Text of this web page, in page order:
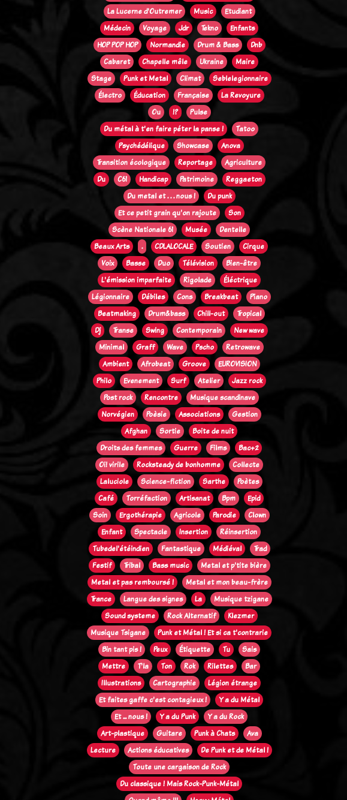
La Lucerne d'Outremer
Music
Etudiant
Médecin
Voyage Jdr Tekno
Enfants
HOP POP HOP
Normandie Drum & Bass
Dnb
Cabaret
Chapelle mêle Ukraine
Maire
Stage
Punk et Metal Climat
Seblelegionnaire
Électro
Éducation Française
La Revoyure
Ou
!?
Pulse
Du métal à t'en faire péter la panse !
Tatoo
Psychédélique
Showcase
Anova
Transition écologique
Reportage
Agriculture
Du
C61 Handicap Patrimoine
Reggaeton
Du metal et . . . nous !
Du punk
Et ce petit grain qu'on rajoute
Son
Scène Nationale 61
Musée
Dentelle
Beaux Arts
. CDLALOCALE Soutien
Cirque
Voix
Basse Duo Télévision
Bien-être
L'émission imparfaite
Rigolade
Éléctrique
Légionnaire
Débiles Cons Breakbeat
Piano
Beatmaking
Drum&bass Chill-out
Tropical
Dj
Transe Swing Contemporain
New wave
Minimal
Graff Wave Pscho
Retrowave
Ambient
Afrobeat Groove
EUROVISION
Philo
Evenement Surf Atelier
Jazz rock
Post rock
Rencontre
Musique scandinave
Norvégien
Poèsie Associations
Gestion
Afghan
Sortie
Boite de nuit
Droits des femmes
Guerre Films
Bac+2
Oi! virile
Rocksteady de bonhomme
Collecte
Laluciole
Science-fiction Sarthe
Poètes
Café
Torréfaction Artisanat Bpm
Epid
Soin
Ergothérapie Agricole Parodie
Clown
Enfant
Spectacle Insertion
Réinsertion
Tubedel'étéindien
Fantastique Médiéval
Trad
Festif
Tribal Bass music
Metal et p'tite bière
Metal et pas remboursé !
Metal et mon beau-frère
Trance
Langue des signes La
Musique tzigane
Sound systeme
Rock Alternatif
Klezmer
Musique Tsigane
Punk et Métal ! Et si ca t'contrarie
Bin tant pis !
Peux Étiquette Tu
Sais
Mettre
T'la Ton Rok Rilettes
Bar
Illustrations
Cartographie
Légion étrange
Et faites gaffe c'est contagieux !
Y a du Métal
Et ... nous !
Y a du Punk
Y a du Rock
Art-plastique
Guitare Punk à Chats
Ava
Lecture
Actions éducatives
De Punk et de Métal !
Toute une cargaison de Rock
Du classique ! Mais Rock-Punk-Métal